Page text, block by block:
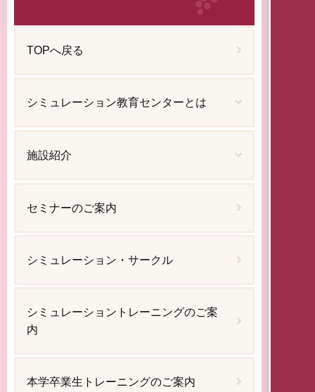
TOPへ戻る
シミュレーション教育センターとは
施設紹介
セミナーのご案内
シミュレーション・サークル
シミュレーショントレーニングのご案
内
本学卒業生トレーニングのご案内